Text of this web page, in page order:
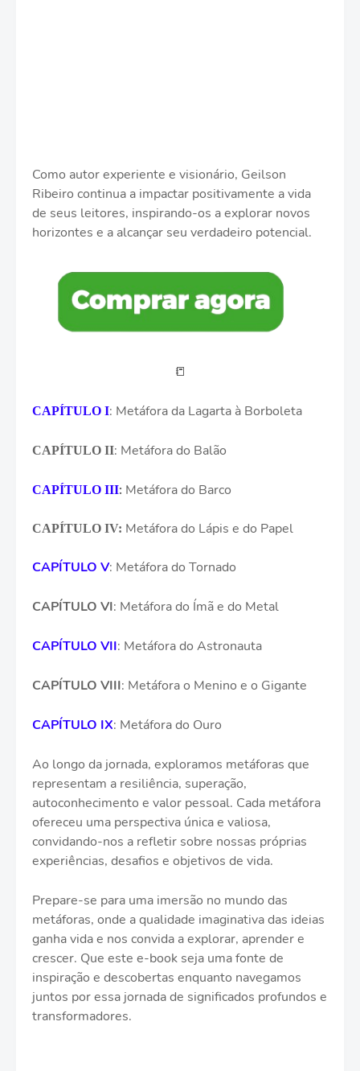
Como autor experiente e visionário, Geilson
Ribeiro continua a impactar positivamente a vida
de seus leitores, inspirando-os a explorar novos
horizontes e a alcançar seu verdadeiro potencial.
📒
CAPÍTULO I: Metáfora da Lagarta à Borboleta
CAPÍTULO II: Metáfora do Balão
CAPÍTULO III: Metáfora do Barco
CAPÍTULO IV: Metáfora do Lápis e do Papel
CAPÍTULO V: Metáfora do Tornado
CAPÍTULO VI: Metáfora do Ímã e do Metal
CAPÍTULO VII: Metáfora do Astronauta
CAPÍTULO VIII: Metáfora o Menino e o Gigante
CAPÍTULO IX: Metáfora do Ouro
Ao longo da jornada, exploramos metáforas que
representam a resiliência, superação,
autoconhecimento e valor pessoal. Cada metáfora
ofereceu uma perspectiva única e valiosa,
convidando-nos a refletir sobre nossas próprias
experiências, desafios e objetivos de vida.
Prepare-se para uma imersão no mundo das
metáforas, onde a qualidade imaginativa das ideias
ganha vida e nos convida a explorar, aprender e
crescer. Que este e-book seja uma fonte de
inspiração e descobertas enquanto navegamos
juntos por essa jornada de significados profundos e
transformadores.